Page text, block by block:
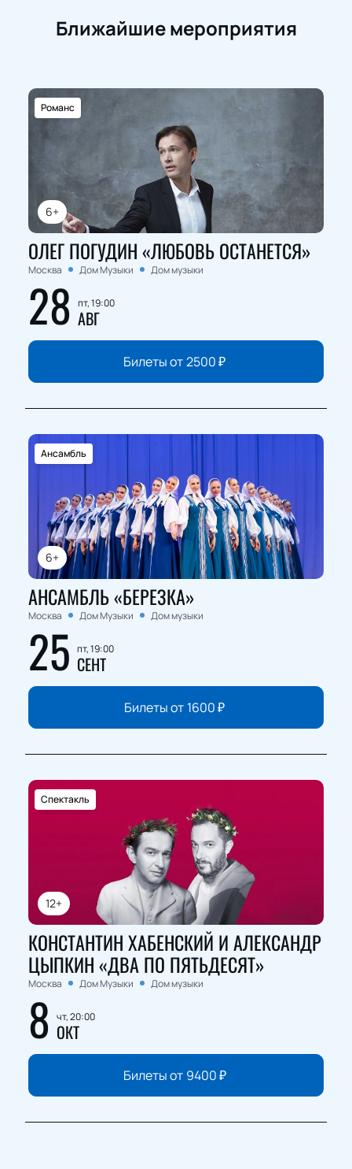
Ближайшие мероприятия
6+
Романс
ОЛЕГ ПОГУДИН «ЛЮБОВЬ ОСТАНЕТСЯ»
Москва Дом Музыки Дом музыки
28 пт, 19:00
АВГ
Билеты от2500₽
6+
Ансамбль
АНСАМБЛЬ «БЕРЕЗКА»
Москва Дом Музыки Дом музыки
25 пт, 19:00
СЕНТ
Билеты от 1600₽
12+
Спектакль
КОНСТАНТИН ХАБЕНСКИЙ И АЛЕКСАНДР
ЦЫПКИН «ДВА ПО ПЯТЬДЕСЯТ»
Москва Дом Музыки Дом музыки
8 чт, 20:00
ОКТ
Билеты от 9400₽